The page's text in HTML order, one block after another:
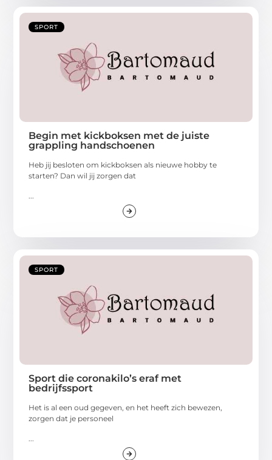
SPORT
Begin met kickboksen met de juiste
grappling handschoenen
Heb jij besloten om kickboksen als nieuwe hobby te
starten? Dan wil jij zorgen dat
SPORT
Sport die coronakilo’s eraf met
bedrijfssport
Het is al een oud gegeven, en het heeft zich bewezen,
zorgen dat je personeel